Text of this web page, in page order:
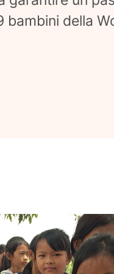
bambini della